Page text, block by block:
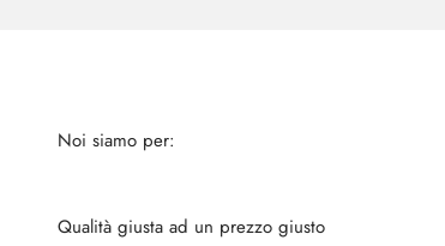
Qualità giusta ad un prezzo giusto